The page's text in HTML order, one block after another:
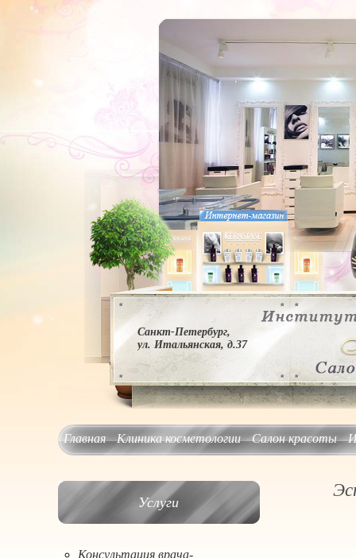
Санкт-Петербург,
ул. Итальянская, д.37
Главная Клиника косметологии Салон красоты
Услуги
Консультация врача-